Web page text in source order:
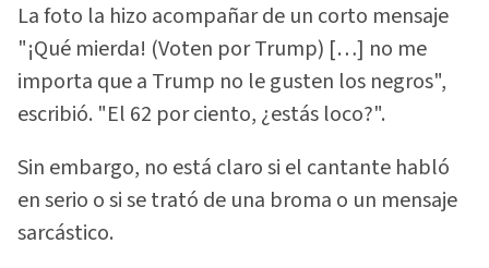
La foto la hizo acompañar de un corto mensaje
"¡Qué mierda! (Voten por Trump) […] no me
importa que a Trump no le gusten los negros",
escribió. "El 62 por ciento, ¿estás loco?".
Sin embargo, no está claro si el cantante habló
en serio o si se trató de una broma o un mensaje
sarcástico.